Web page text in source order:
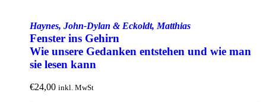
Haynes, John-Dylan & Eckoldt, Matthias
Fenster ins Gehirn
Wie unsere Gedanken entstehen und wie man
sie lesen kann
€24,00 inkl. MwSt